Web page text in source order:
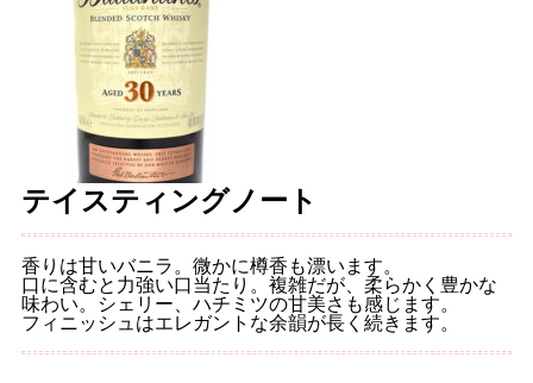
テイスティングノート
香りは甘いバニラ。微かに樽香も漂います。
口に含むと力強い口当たり。複雑だが、柔らかく豊かな
味わい。シェリー、ハチミツの甘美さも感じます。
フィニッシュはエレガントな余韻が長く続きます。